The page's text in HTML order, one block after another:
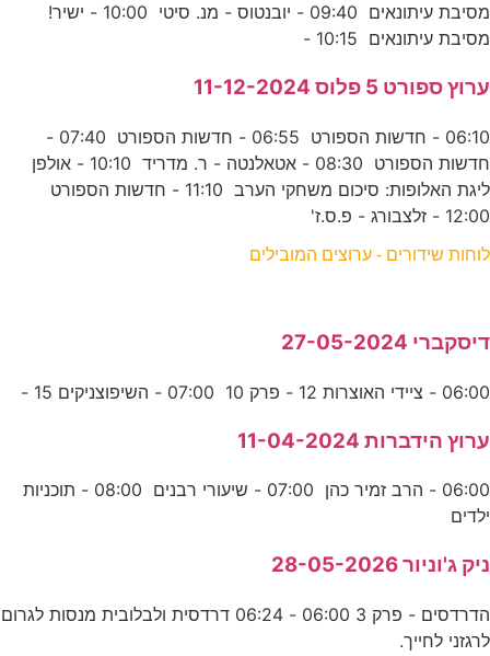
מסיבת עיתונאים 09:40 - יובנטוס - מנ. סיטי 10:00 - ישיר!
מסיבת עיתונאים 10:15 -
ערוץ ספורט 5 פלוס 11-12-2024
06:10 - חדשות הספורט 06:55 - חדשות הספורט 07:40 -
חדשות הספורט 08:30 - אטאלנטה - ר. מדריד 10:10 - אולפן
ליגת האלופות: סיכום משחקי הערב 11:10 - חדשות הספורט
12:00 - זלצבורג - פ.ס.ז'
לוחות שידורים - ערוצים המובילים
דיסקברי 27-05-2024
06:00 - ציידי האוצרות 12 - פרק 10 07:00 - השיפוצניקים 15 -
ערוץ הידברות 11-04-2024
06:00 - הרב זמיר כהן 07:00 - שיעורי רבנים 08:00 - תוכניות
ילדים
ניק ג'וניור 28-05-2026
הדרדסים - פרק 3 06:00 - 06:24 דרדסית ולבלובית מנסות לגרום
לרגזני לחייך.